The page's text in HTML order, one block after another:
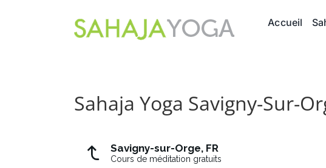
Accueil
Sahaja Yoga Savigny-Sur-